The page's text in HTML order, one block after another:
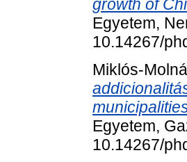
growth of
Egyetem,
10.14267/
Miklós-
Egyetem,
10.14267/